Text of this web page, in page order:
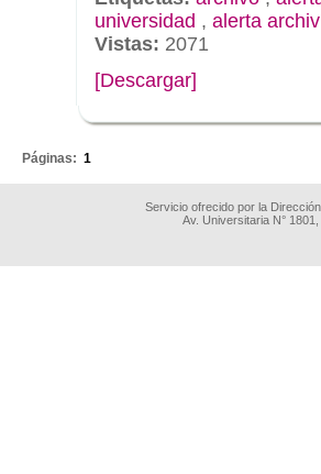
universidad , alerta
Vistas: 2071
[Descargar]
Páginas: 1
Servicio ofrecido por la
Av. Universitaria N°